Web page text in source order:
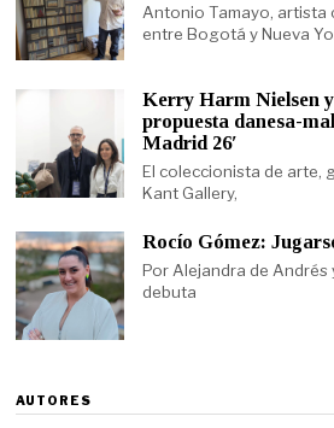
Antonio Tamayo, artista
entre Bogotá y Nueva
Kerry Harm Nielsen
propuesta danesa-
Madrid 26′
El coleccionista de arte,
Kant Gallery,
Rocío Gómez:
Por Alejandra de Andrés
debuta
AUTORES